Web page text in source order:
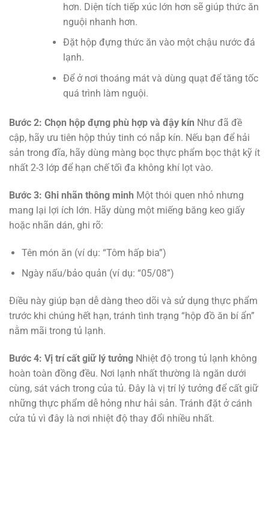
hơn. Diện tích tiếp xúc lớn hơn sẽ giúp thức ăn
nguội nhanh hơn.
Đặt hộp đựng thức ăn vào một chậu nước đá
lạnh.
Để ở nơi thoáng mát và dùng quạt để tăng tốc
quá trình làm nguội.
Bước 2: Chọn hộp đựng phù hợp và đậy kín Như đã đề
cập, hãy ưu tiên hộp thủy tinh có nắp kín. Nếu bạn để hải
sản trong đĩa, hãy dùng màng bọc thực phẩm bọc thật kỹ ít
nhất 2-3 lớp để hạn chế tối đa không khí lọt vào.
Bước 3: Ghi nhãn thông minh Một thói quen nhỏ nhưng
mang lại lợi ích lớn. Hãy dùng một miếng băng keo giấy
hoặc nhãn dán, ghi rõ:
Tên món ăn (ví dụ: “Tôm hấp bia”)
Ngày nấu/bảo quản (ví dụ: “05/08”)
Điều này giúp bạn dễ dàng theo dõi và sử dụng thực phẩm
trước khi chúng hết hạn, tránh tình trạng “hộp đồ ăn bí ẩn”
nằm mãi trong tủ lạnh.
Bước 4: Vị trí cất giữ lý tưởng Nhiệt độ trong tủ lạnh không
hoàn toàn đồng đều. Nơi lạnh nhất thường là ngăn dưới
cùng, sát vách trong của tủ. Đây là vị trí lý tưởng để cất giữ
những thực phẩm dễ hỏng như hải sản. Tránh đặt ở cánh
cửa tủ vì đây là nơi nhiệt độ thay đổi nhiều nhất.